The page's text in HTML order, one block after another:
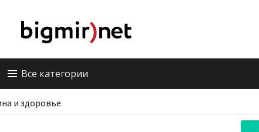
Все категории
и здоровье